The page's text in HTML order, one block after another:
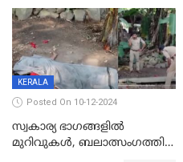
KERALA
Posted On 10-12-2024
സ്വകാര്യ ഭാഗങ്ങളിൽ
മുറിവുകൾ, ബലാത്സംഗത്തിന്